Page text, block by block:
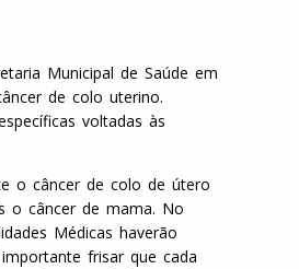
Municipal de Saúde em
de colo uterino.
voltadas às
o câncer de colo de útero
o câncer de mama. No
Médicas haverão
frisar que cada